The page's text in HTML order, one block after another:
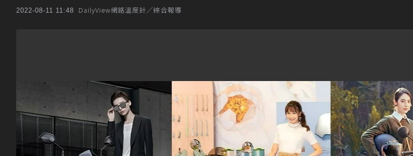
2022-08-11 11:48 DailyView網路溫度計／綜合報導